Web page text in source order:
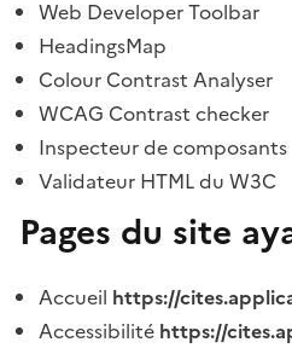
Web Developer Toolbar
HeadingsMap
Colour Contrast Analyser
WCAG Contrast checker
Inspecteur de composants
Validateur HTML du W3C
Pages du site
Accueil https://
Accessibilité https://